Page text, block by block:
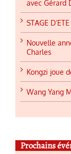
avec Gérard
STAGE
Nouvelle
Charles
Kongzi joue
Wang Yang
Prochains